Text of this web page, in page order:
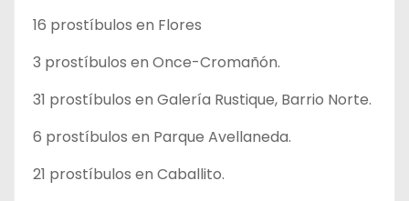
16 prostíbulos en Flores
3 prostíbulos en Once-Cromañón.
31 prostíbulos en Galería Rustique, Barrio Norte.
6 prostíbulos en Parque Avellaneda.
21 prostíbulos en Caballito.